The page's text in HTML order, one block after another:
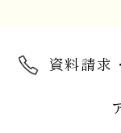
資料請求